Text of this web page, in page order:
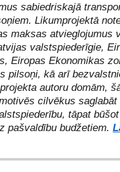
sabiedriskajā
Likumprojektā
maksas atvieglojumus
valstspiederīgie,
Eiropas Ekonomikas
pilsoņi, kā arī
autoru domām,
cilvēkus saglabāt
tāpat
pašvaldību budžetiem.